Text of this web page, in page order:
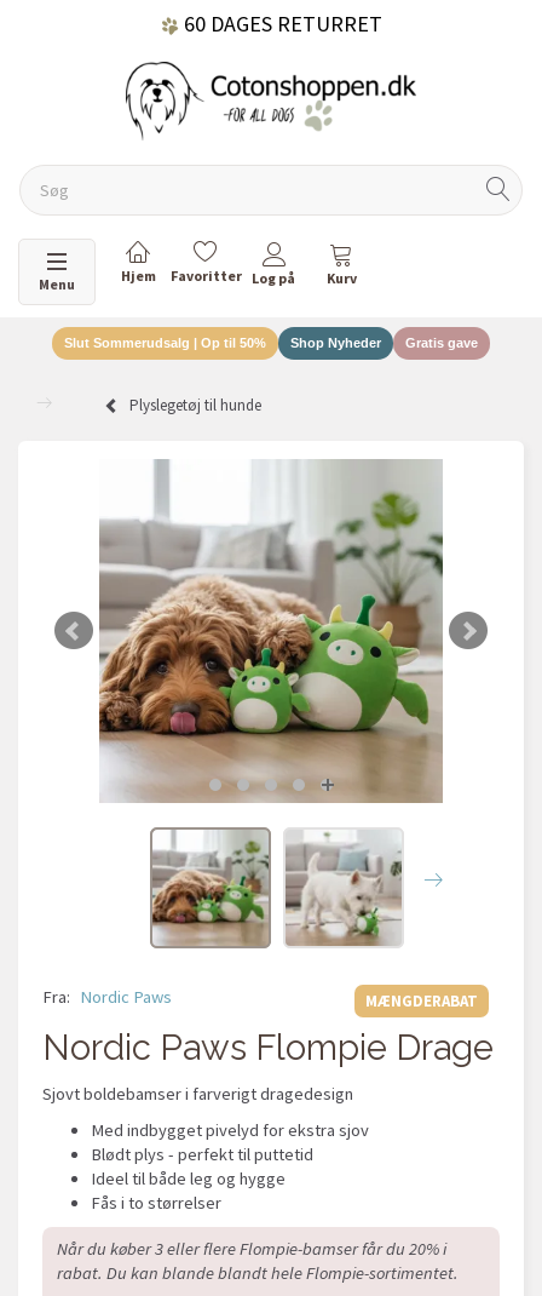
60 DAGES RETURRET
Skifte navigation
Menu
Slut Sommerudsalg | Op til 50% Shop Nyheder Gratis gave
Plyslegetøj til hunde
MÆNGDERABAT
Fra: Nordic Paws
Nordic Paws Flompie Drage
Sjovt boldebamser i farverigt dragedesign
Med indbygget pivelyd for ekstra sjov
Blødt plys - perfekt til puttetid
Ideel til både leg og hygge
Fås i to størrelser
Når du køber 3 eller flere Flompie-bamser får du 20% i
rabat. Du kan blande blandt hele Flompie-sortimentet.